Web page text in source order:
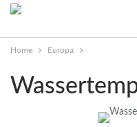
Home Europa